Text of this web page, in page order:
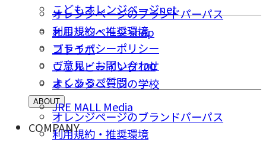
こどもオレンジページnet
オレンジページ shop
コトラボ
ウェルビーイング100
オレンジページの学校
JRE MALL Media
オレンジページのブランドパーパス
利用規約・推奨環境
プライバシーポリシー
ご意⾒・お問い合わせ
よくあるご質問
ABOUT
オレンジページのブランドパーパス
利用規約・推奨環境
COMPANY